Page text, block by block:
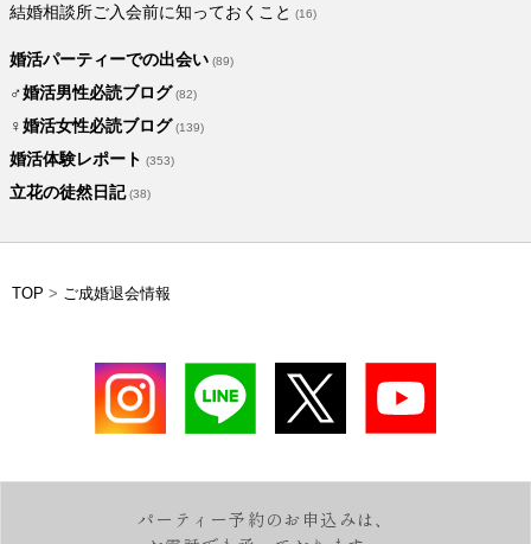
結婚相談所ご入会前に知っておくこと (16)
婚活パーティーでの出会い (89)
♂婚活男性必読ブログ (82)
♀婚活女性必読ブログ (139)
婚活体験レポート (353)
立花の徒然日記(38)
TOP > ご成婚退会情報
パーティー予約のお申込みは、